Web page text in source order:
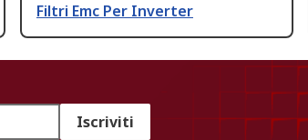
Filtri Emc Per Inverter
Iscriviti